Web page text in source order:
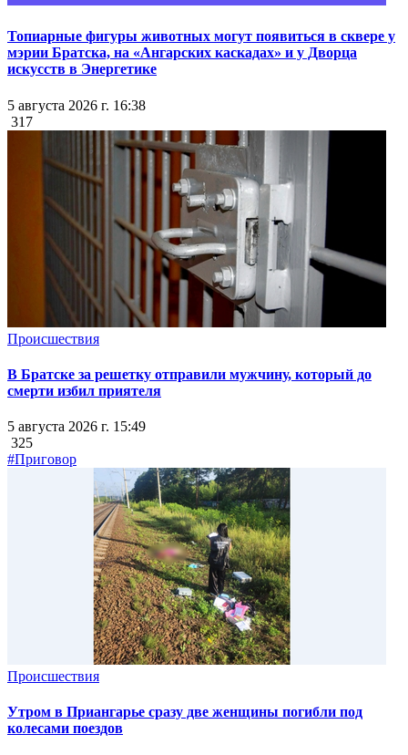
Топиарные фигуры животных могут появиться в сквере у
мэрии Братска, на «Ангарских каскадах» и у Дворца
искусств в Энергетике
5 августа 2026 г. 16:38
317
Происшествия
В Братске за решетку отправили мужчину, который до
смерти избил приятеля
5 августа 2026 г. 15:49
325
#Приговор
Происшествия
Утром в Приангарье сразу две женщины погибли под
колесами поездов